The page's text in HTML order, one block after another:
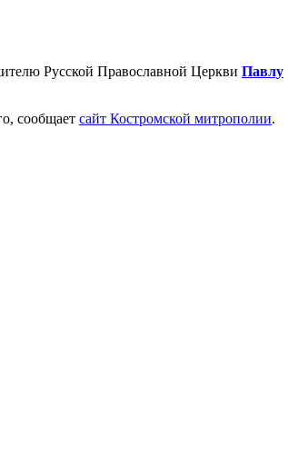
Русской Православной Церкви Павлу
сообщает сайт Костромской митрополии.